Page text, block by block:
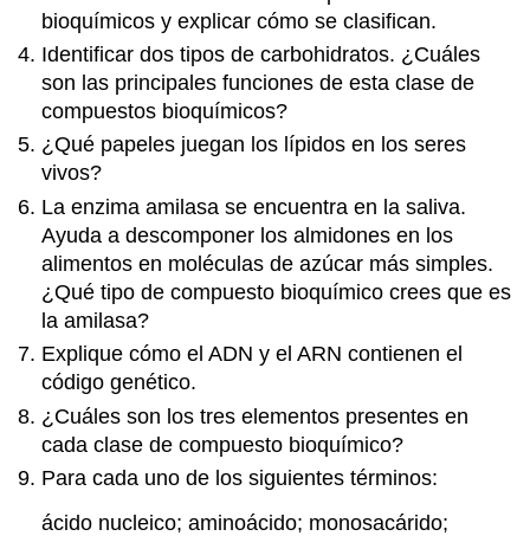
bioquímicos y explicar cómo se clasifican.
Identificar dos tipos de carbohidratos. ¿Cuáles
son las principales funciones de esta clase de
compuestos bioquímicos?
¿Qué papeles juegan los lípidos en los seres
vivos?
La enzima amilasa se encuentra en la saliva.
Ayuda a descomponer los almidones en los
alimentos en moléculas de azúcar más simples.
¿Qué tipo de compuesto bioquímico crees que es
la amilasa?
Explique cómo el ADN y el ARN contienen el
código genético.
¿Cuáles son los tres elementos presentes en
cada clase de compuesto bioquímico?
Para cada uno de los siguientes términos:
ácido nucleico; aminoácido; monosacárido;